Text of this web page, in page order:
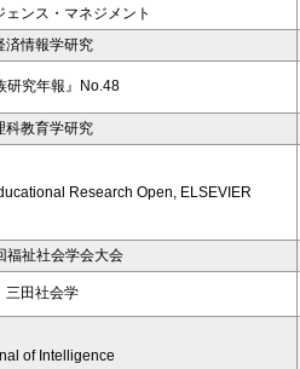
ェンス・マネジメント
済情報学研究
研究年報』No.48
科教育学研究
Research Open, ELSEVIER
福祉社会学会大会
三田社会学
of Intelligence